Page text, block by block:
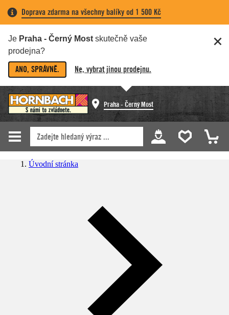
Doprava zdarma na všechny balíky od 1 500 Kč
Je Praha - Černý Most skutečně vaše
prodejna?
ANO, SPRÁVNĚ. Ne, vybrat jinou prodejnu.
Praha - Černý Most
Úvodní stránka